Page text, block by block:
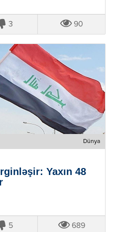
3 90
Dünya
Yaxın 48
5 689